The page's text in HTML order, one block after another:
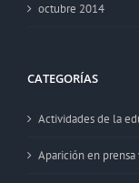
octubre 2014
CATEGORÍAS
Actividades de la
Aparición en